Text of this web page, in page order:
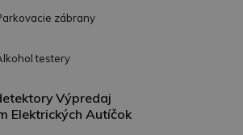
zábrany
testery
Výpredaj
Elektrických Autíčok